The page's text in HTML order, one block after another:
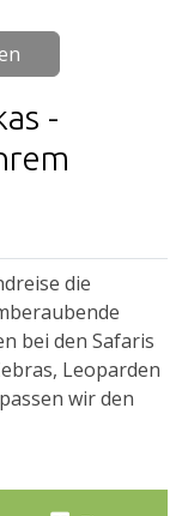
-
die
bei den Safaris
Leoparden
wir den